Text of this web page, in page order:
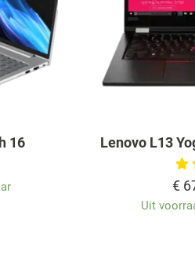
16
Lenovo L13
€
Uit